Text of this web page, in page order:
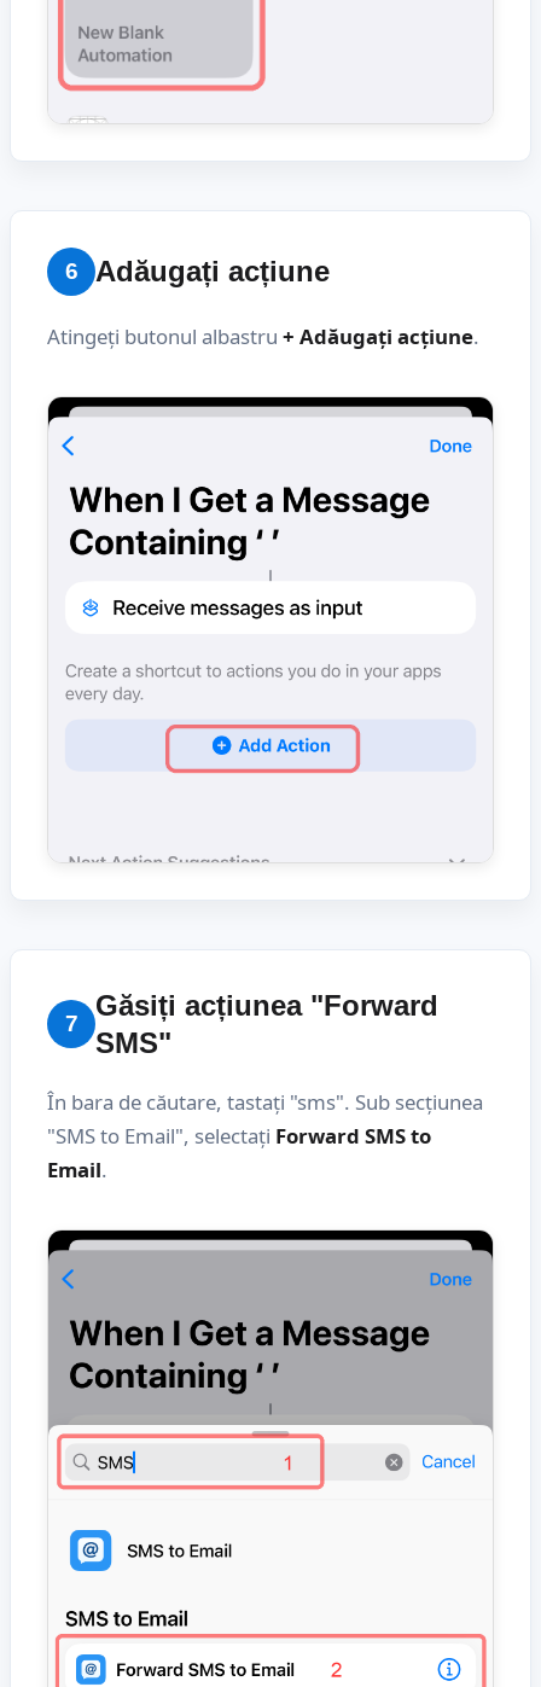
6 Adăugați acțiune
Atingeți butonul albastru + Adăugați acțiune.
7
Găsiți acțiunea "Forward
SMS"
În bara de căutare, tastați "sms". Sub secțiunea
"SMS to Email", selectați Forward SMS to
Email.